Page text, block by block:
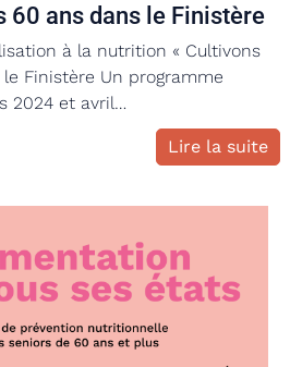
60 ans dans le Finistère
à la nutrition « Cultivons
Finistère Un programme
2024 et avril…
Lire la suite